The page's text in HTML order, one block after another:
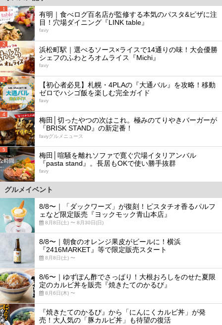
1
有明｜食べログ百名店が監修する本気のパスタ&ピザに注
目！穴場ダイニング『LINK table』
favy
2
浜松町駅｜選べるソース×ライスで14通りの味！大会優勝
シェフのふわとろオムライス『Michi』
favy
3
【初心者必見】札幌・4PLAの『大通バル』を攻略！移動
ゼロでハシゴ飯を楽しむ完全ガイド
favy
4
梅田│切ったやつの次はこれ。極みのてりやきバーガーが
『BRISK STAND』の新定番！
favyグルメニュース
5
梅田│喧騒を離れソファで寛ぐ穴場イタリアンバル
『pasta stand』。長居もOKで使い勝手抜群
favy
グルメイベント
8/8〜｜「ダックワーズ」が復刻！ピスタチオ香るパルフ
ェなど限定販売『ヨックモック青山本店』
8月8日(土) 〜 8月30日(日)
8/8〜｜朝食のオレンジ果皮がビールに！横浜
『2416MARKET』等で限定販売スタート
8月8日(土) 〜
8/6〜｜ゆずぽん酢でさっぱり！大根おろしをのせた夏限
定のカルビ丼を販売『焼きたてのかるび』
8月6日(木) 〜
『焼きたてのかるび』から「にんにくカルビ丼」が発
売！大人気の「豚カルビ丼」も待望の復活